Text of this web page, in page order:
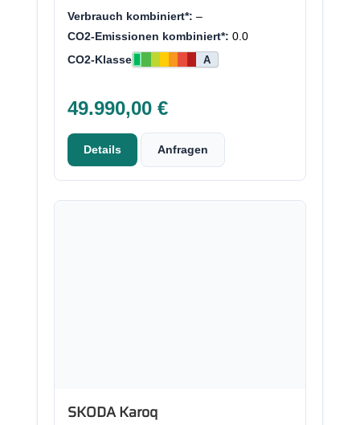
Verbrauch kombiniert*: –
CO2-Emissionen kombiniert*: 0.0
CO2-Klasse
A
49.990,00 €
Details Anfragen
SKODA Karoq